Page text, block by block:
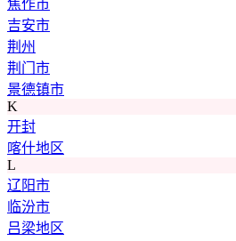
焦作市
吉安市
荆州
荆门市
景德镇市
K
开封
喀什地区
L
辽阳市
临汾市
吕梁地区